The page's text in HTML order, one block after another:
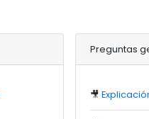
Preguntas
🎥